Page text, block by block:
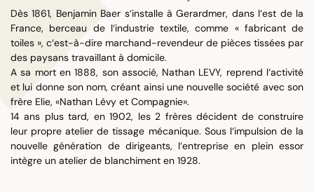
Dès 1861, Benjamin Baer s‘installe à Gerardmer, dans l‘est de la
France, berceau de l‘industrie textile, comme « fabricant de
toiles », c‘est-à-dire marchand-revendeur de pièces tissées par
des paysans travaillant à domicile.
A sa mort en 1888, son associé, Nathan LEVY, reprend l‘activité
et lui donne son nom, créant ainsi une nouvelle société avec son
frère Elie, «Nathan Lévy et Compagnie».
14 ans plus tard, en 1902, les 2 frères décident de construire
leur propre atelier de tissage mécanique. Sous l‘impulsion de la
nouvelle génération de dirigeants, l‘entreprise en plein essor
intègre un atelier de blanchiment en 1928.